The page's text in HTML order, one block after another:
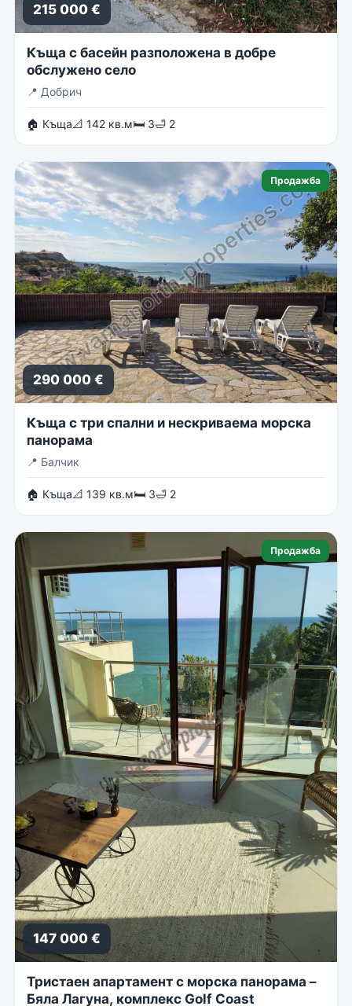
215 000 €
Къща с басейн разположена в добре
обслужено село
📍 Добрич
🏠 Къща📐 142 кв.м🛏 3🛁 2
Продажба
290 000 €
Къща с три спални и нескриваема морска
панорама
📍 Балчик
🏠 Къща📐 139 кв.м🛏 3🛁 2
Продажба
147 000 €
Тристаен апартамент с морска панорама –
Бяла Лагуна, комплекс Golf Coast